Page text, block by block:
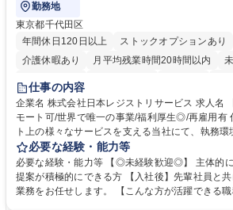
勤務地
東京都千代田区
年間休日120日以上
ストックオプションあり
介護休暇あり
月平均残業時間20時間以内
住宅手当あり
完全週休2日制
交通費支給 駅近5分以内
仕事の内容
企業名 株式会社日本レジストリサービス 求人名 【総務】未経験歓迎◎/リ
モート可/世界で唯一の事業/福利厚生◎/再雇用有 仕事の内容 インターネッ
ト上の様々なサービスを支える当社にて、執務
討、イベント運営などの幅広い業務を担当し、間
や成長に貢献している部署です。 会社の全メンバーが安心して長く成果を
発揮できる環境を整えるために、毎日のメンテ
新たな施策検討を積極的に行っていただき、会社
必要な経験・能力等
必要な経験・能力等 【◎未経験歓迎◎】 主体的
提案が積極的にできる方 【入社後】先輩社員と
業務をお任せします。 【こんな方が活躍できる職種です】 ・仕組化が好